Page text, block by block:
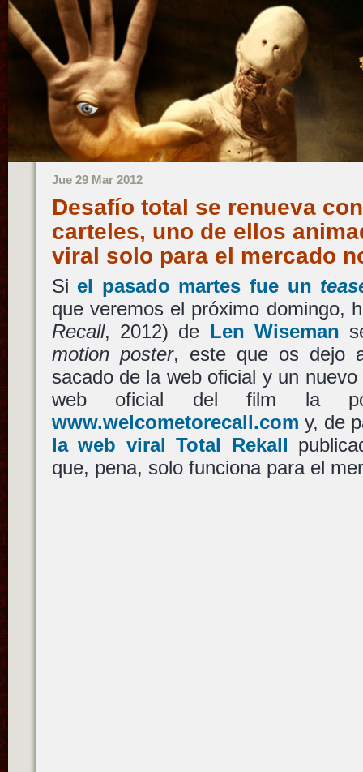
Jue 29 Mar 2012
Desafío total se renueva
carteles, uno de ellos
viral solo para el mercado
Si el pasado martes fue un
que veremos el próximo domingo,
Recall, 2012) de Len Wiseman
motion poster, este que os dejo
sacado de la web oficial y un
web oficial del film la
www.welcometorecall.com y, de
la web viral Total Rekall
que, pena, solo funciona para el